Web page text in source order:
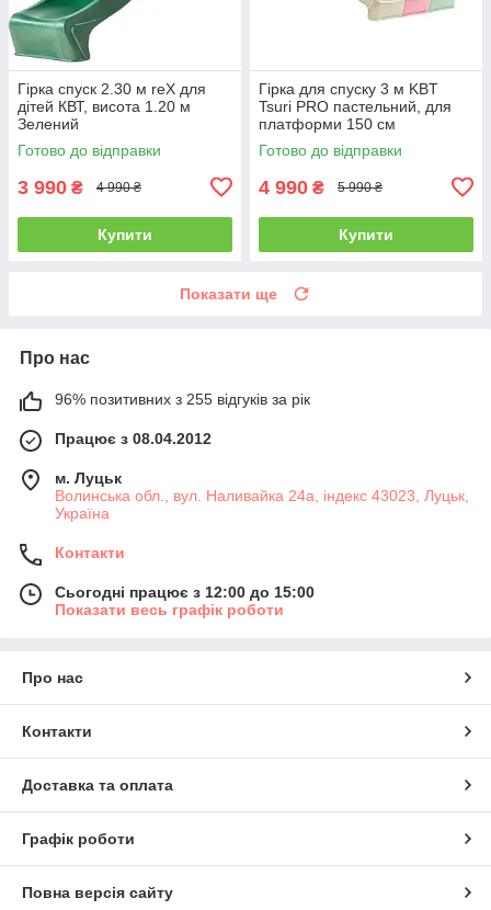
Гірка спуск 2.30 м reX для
дітей КВТ, висота 1.20 м
Зелений
Готово до відправки
3 990 ₴ 4 990 ₴
Купити
Гірка для спуску 3 м KBT
Tsuri PRO пастельний, для
платформи 150 см
Готово до відправки
4 990 ₴ 5 990 ₴
Купити
Показати ще
Про нас
96% позитивних з 255 відгуків за рік
Працює з 08.04.2012
м. Луцьк
Волинська обл., вул. Наливайка 24а, індекс 43023, Луцьк,
Україна
Контакти
Сьогодні працює з 12:00 до 15:00
Показати весь графік роботи
Про нас
Контакти
Доставка та оплата
Графік роботи
Повна версія сайту